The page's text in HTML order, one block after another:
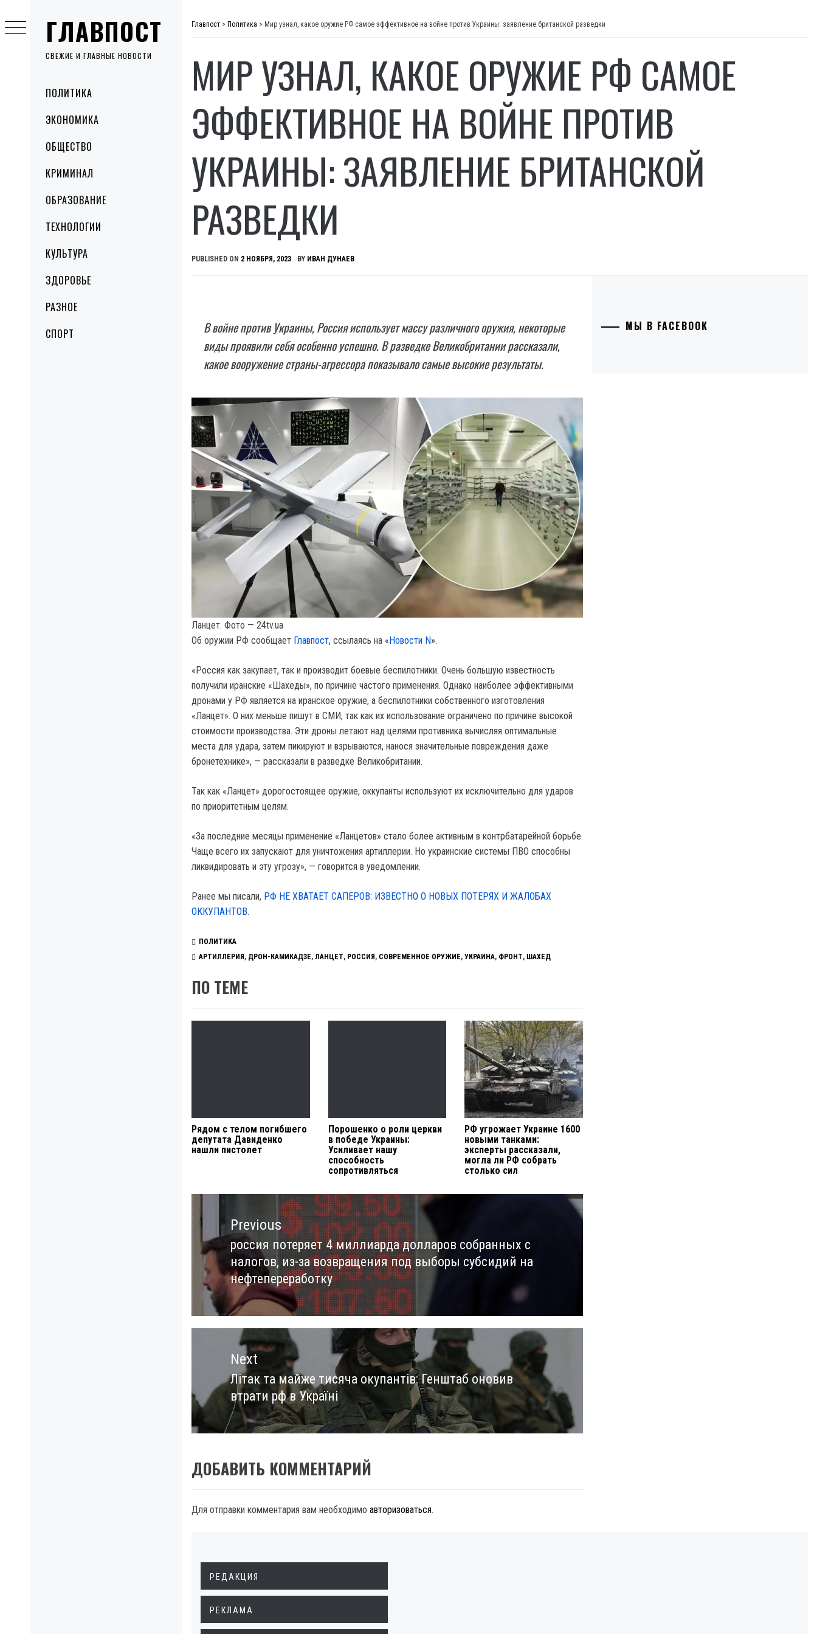
ГЛАВПОСТ
СВЕЖИЕ И ГЛАВНЫЕ НОВОСТИ
MenuПОЛИТИКА
ЭКОНОМИКА
ОБЩЕСТВО
КРИМИНАЛ
ОБРАЗОВАНИЕ
ТЕХНОЛОГИИ
КУЛЬТУРА
ЗДОРОВЬЕ
РАЗНОЕ
СПОРТ
to
content
Главпост > Политика > Мир узнал, какое оружие РФ самое эффективное на войне против Украины: заявление британской разведки
МИР УЗНАЛ, КАКОЕ ОРУЖИЕ РФ САМОЕ
ЭФФЕКТИВНОЕ НА ВОЙНЕ ПРОТИВ
УКРАИНЫ: ЗАЯВЛЕНИЕ БРИТАНСКОЙ
РАЗВЕДКИ
PUBLISHED ON 2 НОЯБРЯ, 2023 BY ИВАН ДУНАЕВ
B войне против Украины, Россия использует массу различного оружия, некоторые
виды проявили себя особенно успешно. В разведке Великобритании рассказали,
какое вооружение страны-агрессора показывало самые высокие результаты.
Ланцет. Фото — 24tv.ua
Об оружии РФ сообщает Главпост, ссылаясь на « Новости N».
«Россия как закупает, так и производит боевые беспилотники. Очень большую известность
получили иранские «Шахеды», по причине частого применения. Однако наиболее эффективными
дронами у РФ является на иранское оружие, а беспилотники собственного изготовления
«Ланцет». О них меньше пишут в СМИ, так как их использование ограничено по причине высокой
стоимости производства. Эти дроны летают над целями противника вычисляя оптимальные
места для удара, затем пикируют и взрываются, нанося значительные повреждения даже
бронетехнике», — рассказали в разведке Великобритании.
Так как «Ланцет» дорогостоящее оружие, оккупанты используют их исключительно для ударов
по приоритетным целям.
«За последние месяцы применение «Ланцетов» стало более активным в контрбатарейной борьбе.
Чаще всего их запускают для уничтожения артиллерии. Но украинские системы ПВО способны
ликвидировать и эту угрозу», — говорится в уведомлении.
Ранее мы писали, РФ НЕ ХВАТАЕТ САПЕРОВ: ИЗВЕСТНО О НОВЫХ ПОТЕРЯХ И ЖАЛОБАХ
ОККУПАНТОВ.
ПОЛИТИКА
АРТИЛЛЕРИЯ , ДРОН-КАМИКАДЗЕ, ЛАНЦЕТ, РОССИЯ , СОВРЕМЕННОЕ ОРУЖИЕ, УКРАИНА, ФРОНТ, ШАХЕД
ПО ТЕМЕ
Рядом с телом погибшего
депутата Давиденко
нашли пистолет
Порошенко о роли церкви
в победе Украины:
Усиливает нашу
способность
сопротивляться
РФ угрожает Украине 1600
новыми танками:
эксперты рассказали,
могла ли РФ собрать
столько сил
Навигация
по
записямPrevious
Previous
post:
россия потеряет 4 миллиарда долларов собранных с
налогов, из-за возвращения под выборы субсидий на
нефтепереработку
Next
Next
post:
Літак та майже тисяча окупантів: Генштаб оновив
втрати рф в Україні
ДОБАВИТЬ КОММЕНТАРИЙ
Для отправки комментария вам необходимо авторизоваться.
МЫ В FACEBOOK
РЕДАКЦИЯ
РЕКЛАМА